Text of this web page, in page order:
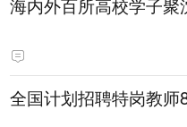
海内外百所高校学子聚
全国计划招聘特岗教师